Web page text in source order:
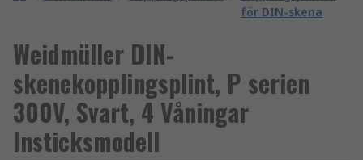
för DIN-skena
Weidmüller DIN-
skenekopplingsplint, P serien
300V, Svart, 4 Våningar
Insticksmodell